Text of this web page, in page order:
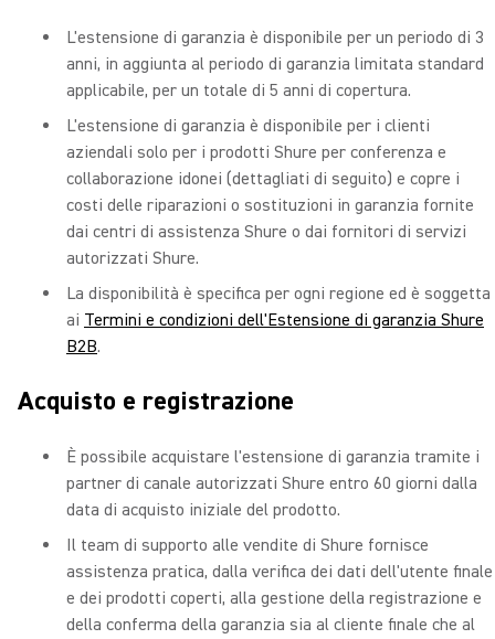
L'estensione di garanzia è disponibile per un periodo di 3
anni, in aggiunta al periodo di garanzia limitata standard
applicabile, per un totale di 5 anni di copertura.
L'estensione di garanzia è disponibile per i clienti
aziendali solo per i prodotti Shure per conferenza e
collaborazione idonei (dettagliati di seguito) e copre i
costi delle riparazioni o sostituzioni in garanzia fornite
dai centri di assistenza Shure o dai fornitori di servizi
autorizzati Shure.
La disponibilità è specifica per ogni regione ed è soggetta
ai Termini e condizioni dell'Estensione di garanzia Shure
B2B.
Acquisto e registrazione
È possibile acquistare l'estensione di garanzia tramite i
partner di canale autorizzati Shure entro 60 giorni dalla
data di acquisto iniziale del prodotto.
Il team di supporto alle vendite di Shure fornisce
assistenza pratica, dalla verifica dei dati dell'utente finale
e dei prodotti coperti, alla gestione della registrazione e
della conferma della garanzia sia al cliente finale che al